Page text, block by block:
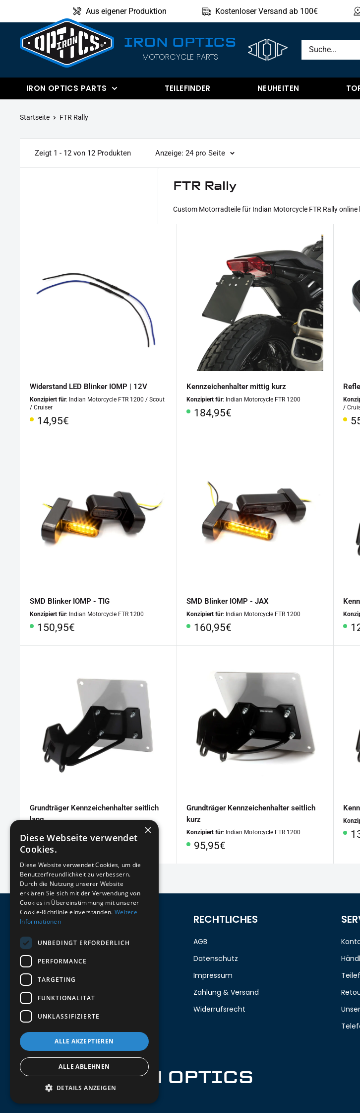
zum
Aus eigener Produktion Kostenloser Versand ab 100€
IRON
IRON OPTICS
MOTORCYCLE PARTS
IRON OPTICS PARTS TEILEFINDER NEUHEITEN
Startseite FTR Rally
Zeigt 1 - 12 von 12 Produkten Anzeige: 24 pro Seite
FTR Rally
Custom Motorradteile für Indian Motorcycle FTR Rally
Widerstand LED Blinker IOMP | 12V
Konzipiert für: Indian Motorcycle FTR 1200 / Scout
/ Cruiser
Sonderpreis
14,95€
Kennzeichenhalter mittig kurz
Konzipiert für: Indian Motorcycle FTR 1200
Sonderpreis
184,95€
/
SMD Blinker IOMP - TIG
Konzipiert für: Indian Motorcycle FTR 1200
Sonderpreis
150,95€
SMD Blinker IOMP - JAX
Konzipiert für: Indian Motorcycle FTR 1200
Sonderpreis
160,95€
Grundträger Kennzeichenhalter seitlich
lang
Sonderpreis
110,95€
Grundträger Kennzeichenhalter seitlich
kurz
Konzipiert für: Indian Motorcycle FTR 1200
Sonderpreis
95,95€
ZUM NEWSLETTER ANMELDEN
Melde dich jetzt zum Newsletter an
und erhalte 5%
Bestellung.
Deine Email
RECHTLICHES
AGB
Datenschutz
Impressum
Zahlung & Versand
Widerrufsrecht
IRON OPTICS
×
Diese Webseite verwendet
Cookies.
Diese Website verwendet Cookies, um die
Benutzerfreundlichkeit zu verbessern.
Durch die Nutzung unserer Website
erklären Sie sich mit der Verwendung von
Cookies in Übereinstimmung mit unserer
Cookie-Richtlinie einverstanden. Weitere
Informationen
UNBEDINGT ERFORDERLICH
PERFORMANCE
TARGETING
FUNKTIONALITÄT
UNKLASSIFIZIERTE
ALLE AKZEPTIEREN
ALLE ABLEHNEN
DETAILS ANZEIGEN